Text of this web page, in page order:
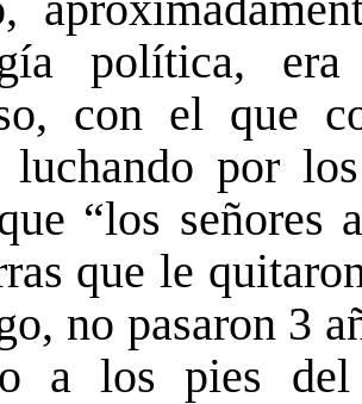
política,
con el que
luchando por
“los señores
que le
no pasaron 3
a los pies del